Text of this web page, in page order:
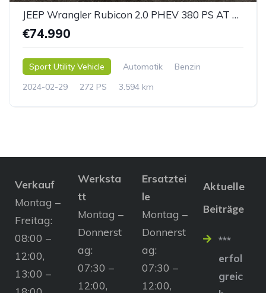
JEEP Wrangler Rubicon 2.0 PHEV 380 PS AT 4xe
€74.990
Sport Utility Vehicle Automatik
Benzin
2024-02-29
272 PS 3.594 km
Verkauf
Montag –
Freitag:
08:00 –
12:00,
13:00 –
Werksta
tt
Montag –
Donnerst
ag:
07:30 –
12:00,
Ersatztei
le
Montag –
Donnerst
ag:
07:30 –
12:00,
Aktuelle
Beiträge
***
erfol
greic